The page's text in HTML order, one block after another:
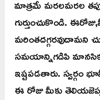
మాత్రమే మరలమరల
గుర్తుంచుకొండి.
మరింతదగ్గరవుదామని
సమయాన్నిగడిపి
ఇష్టపడతారు.
ఈ రోజు మీకు